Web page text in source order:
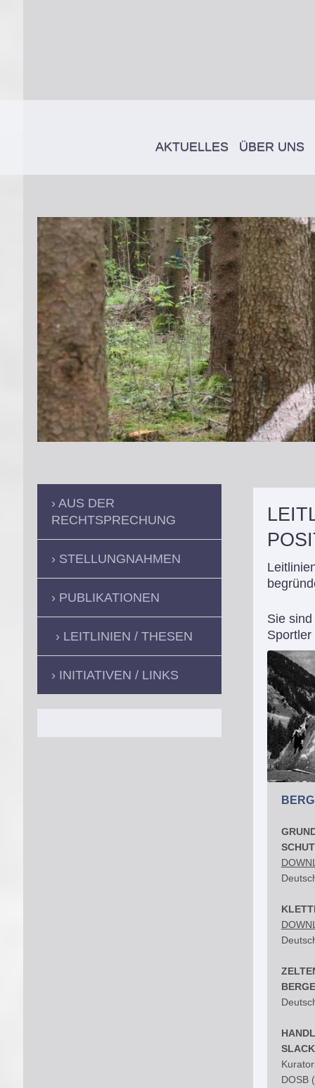
AKTUELLES ÜBER UNS
Sie
DOSB
AUS DER
RECHTSPRECHUNG
STELLUNGNAHMEN
PUBLIKATIONEN
LEITLINIEN / THESEN
INITIATIVEN / LINKS